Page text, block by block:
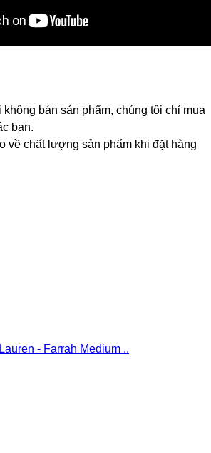
bán sản phẩm, chúng tôi chỉ mua
bạn.
về chất lượng sản phẩm khi đặt hàng
- Farrah Medium ..